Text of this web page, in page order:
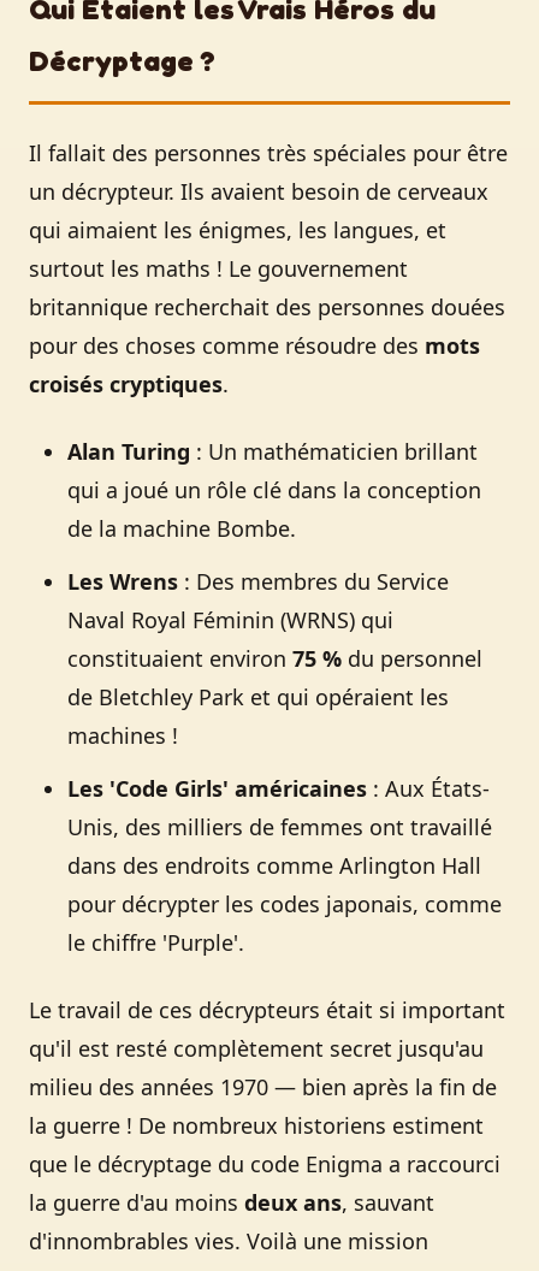
Qui Étaient les Vrais Héros du
Décryptage ?
Il fallait des personnes très spéciales pour être
un décrypteur. Ils avaient besoin de cerveaux
qui aimaient les énigmes, les langues, et
surtout les maths ! Le gouvernement
britannique recherchait des personnes douées
pour des choses comme résoudre des mots
croisés cryptiques.
Alan Turing : Un mathématicien brillant
qui a joué un rôle clé dans la conception
de la machine Bombe.
Les Wrens : Des membres du Service
Naval Royal Féminin (WRNS) qui
constituaient environ 75 % du personnel
de Bletchley Park et qui opéraient les
machines !
Les 'Code Girls' américaines : Aux États-
Unis, des milliers de femmes ont travaillé
dans des endroits comme Arlington Hall
pour décrypter les codes japonais, comme
le chiffre 'Purple'.
Le travail de ces décrypteurs était si important
qu'il est resté complètement secret jusqu'au
milieu des années 1970 — bien après la fin de
la guerre ! De nombreux historiens estiment
que le décryptage du code Enigma a raccourci
la guerre d'au moins deux ans, sauvant
d'innombrables vies. Voilà une mission